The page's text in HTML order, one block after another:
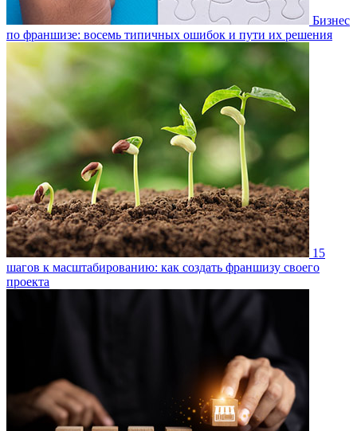
Бизнес
по франшизе: восемь типичных ошибок и пути их решения
15
шагов к масштабированию: как создать франшизу своего
проекта